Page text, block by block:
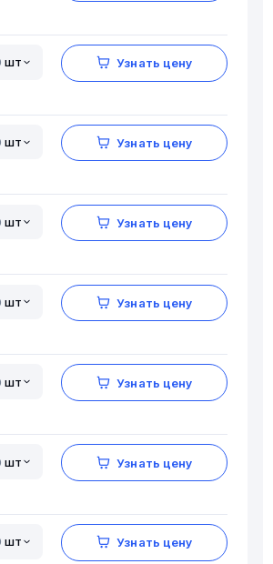
шт Узнать цену
шт Узнать цену
шт Узнать цену
шт Узнать цену
шт Узнать цену
шт Узнать цену
шт Узнать цену